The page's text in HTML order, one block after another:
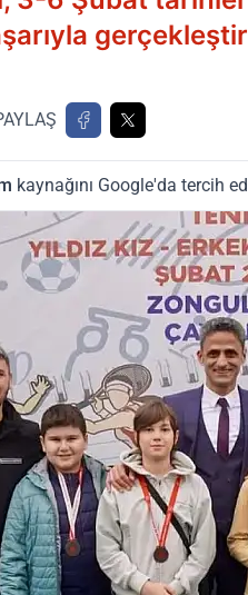
kaynağını Google'da tercih